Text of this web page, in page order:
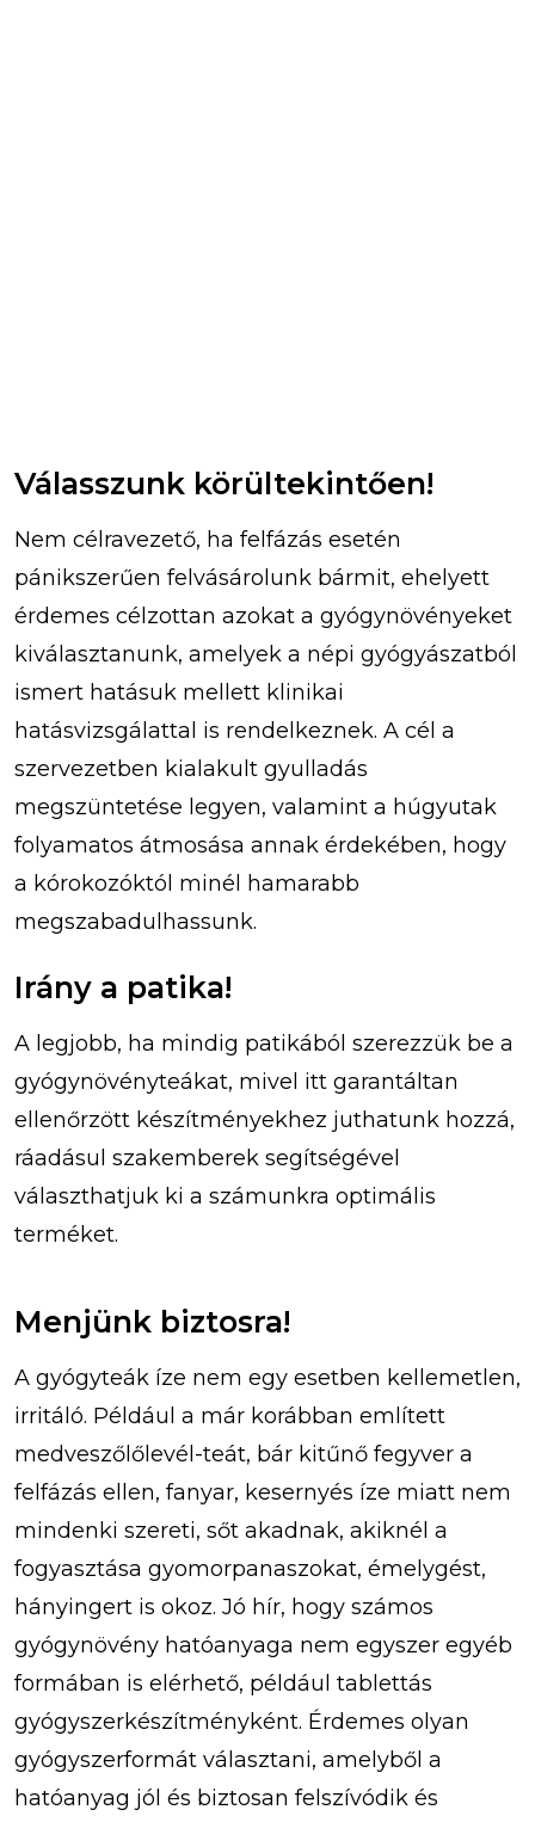
Válasszunk körültekintően!
Nem célravezető, ha felfázás esetén
pánikszerűen felvásárolunk bármit, ehelyett
érdemes célzottan azokat a gyógynövényeket
kiválasztanunk, amelyek a népi gyógyászatból
ismert hatásuk mellett klinikai
hatásvizsgálattal is rendelkeznek. A cél a
szervezetben kialakult gyulladás
megszüntetése legyen, valamint a húgyutak
folyamatos átmosása annak érdekében, hogy
a kórokozóktól minél hamarabb
megszabadulhassunk.
Irány a patika!
A legjobb, ha mindig patikából szerezzük be a
gyógynövényteákat, mivel itt garantáltan
ellenőrzött készítményekhez juthatunk hozzá,
ráadásul szakemberek segítségével
választhatjuk ki a számunkra optimális
terméket.
Menjünk biztosra!
A gyógyteák íze nem egy esetben kellemetlen,
irritáló. Például a már korábban említett
medveszőlőlevél-teát, bár kitűnő fegyver a
felfázás ellen, fanyar, kesernyés íze miatt nem
mindenki szereti, sőt akadnak, akiknél a
fogyasztása gyomorpanaszokat, émelygést,
hányingert is okoz. Jó hír, hogy számos
gyógynövény hatóanyaga nem egyszer egyéb
formában is elérhető, például tablettás
gyógyszerkészítményként. Érdemes olyan
gyógyszerformát választani, amelyből a
hatóanyag jól és biztosan felszívódik és